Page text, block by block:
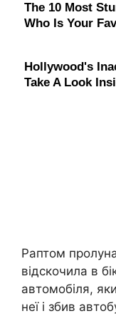
Раптом
відскочила в
автомобіля,
неї і збив